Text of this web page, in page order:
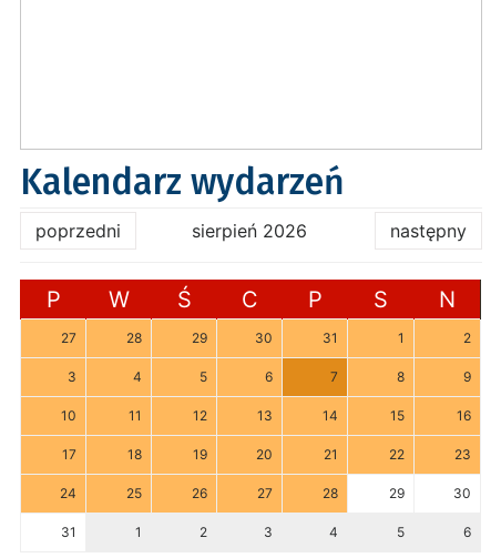
Kalendarz wydarzeń
poprzedni sierpień 2026 następny
P W Ś C P S N
27 28 29 30 31 1 2
3 4 5 6 7 8 9
10 11 12 13 14 15 16
17 18 19 20 21 22 23
24 25 26 27 28 29 30
31 1 2 3 4 5 6